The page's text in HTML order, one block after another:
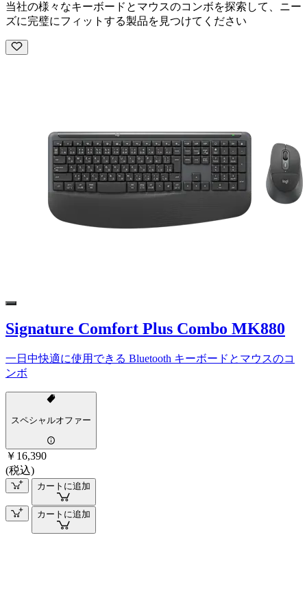
当社の様々なキーボードとマウスのコンボを探索して、ニー
ズに完璧にフィットする製品を見つけてください
Signature Comfort Plus Combo MK880
一日中快適に使用できる Bluetooth キーボードとマウスのコ
ンボ
スペシャルオファー
￥16,390
(税込)
カートに追加
カートに追加